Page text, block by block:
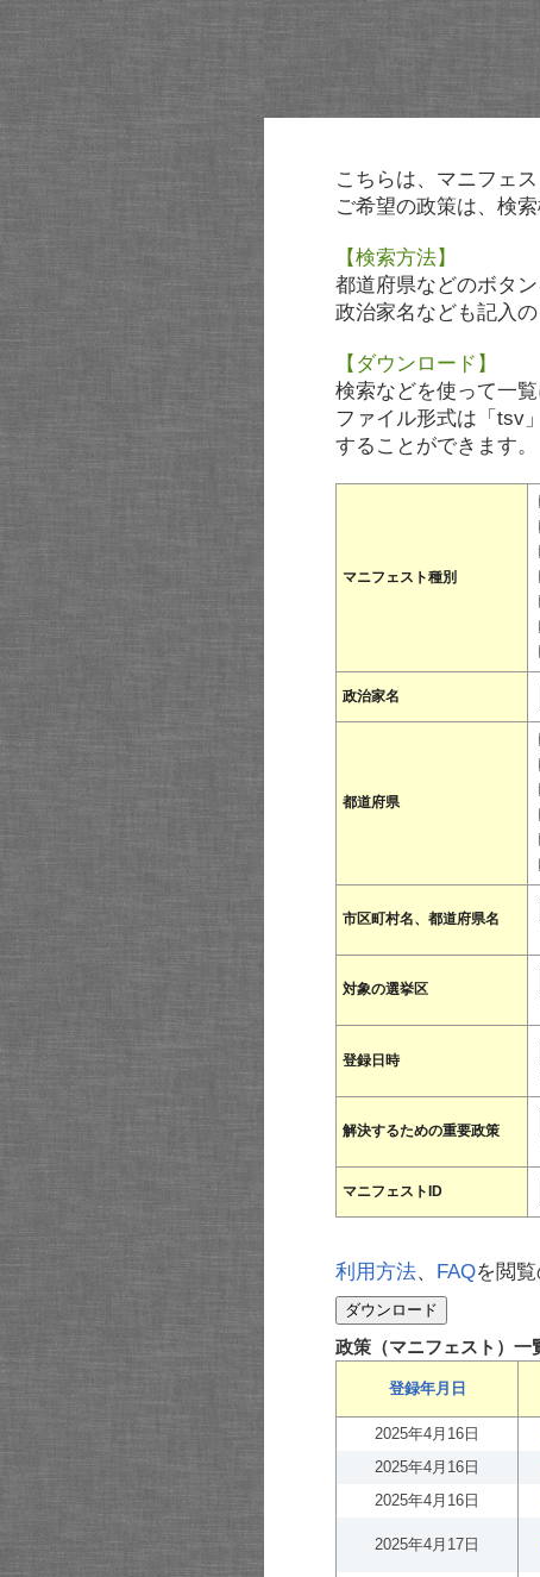
こちらは、マニフェ
ご希望の政策は、検
【検索方法】
都道府県などのボタ
政治家名なども記入
【ダウンロード】
検索などを使って一
ファイル形式は「tsv
することができます。
マニフェスト種別
政治家名
都道府県
市区町村名、都道府県名
対象の選挙区
登録日時
解決するための重要政策
マニフェストID
利用方法、 FAQを閲
政策（マニフェスト）一
登録年月日
2025年4月16日
2025年4月16日
2025年4月16日
2025年4月17日